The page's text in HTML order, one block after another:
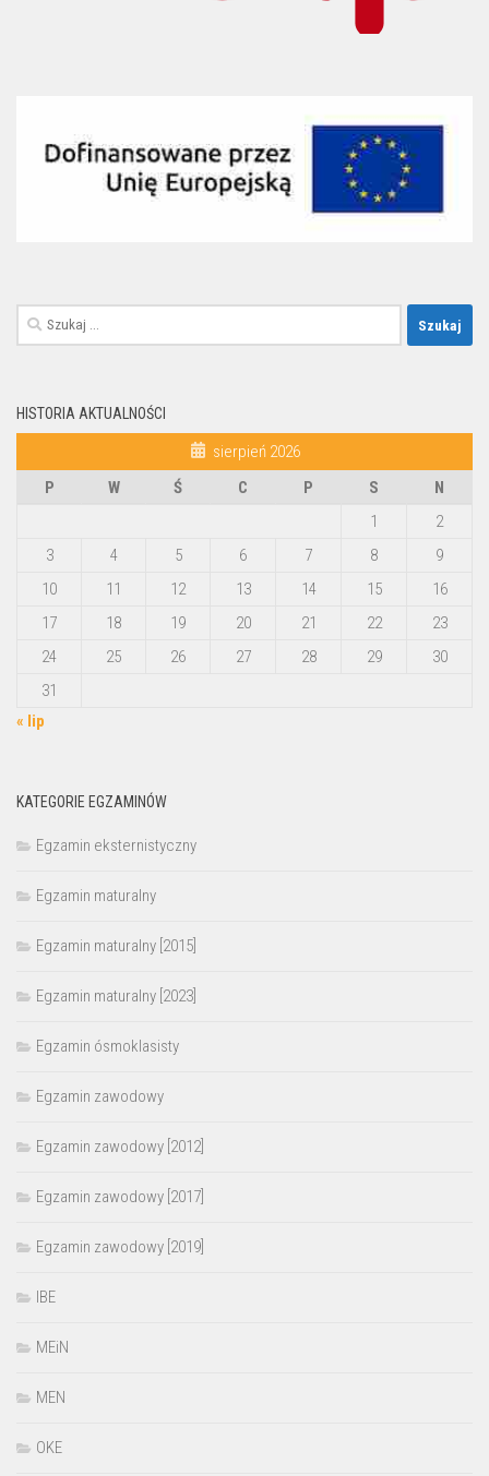
Szukaj:
HISTORIA AKTUALNOŚCI
sierpień 2026
P
W Ś C P S
N
1
2
3
4 5 6 7 8
9
10
11 12 13 14 15
16
17
18 19 20 21 22
23
24
25 26 27 28 29
30
31
« lip
KATEGORIE EGZAMINÓW
Egzamin eksternistyczny
Egzamin maturalny
Egzamin maturalny [2015]
Egzamin maturalny [2023]
Egzamin ósmoklasisty
Egzamin zawodowy
Egzamin zawodowy [2012]
Egzamin zawodowy [2017]
Egzamin zawodowy [2019]
IBE
MEiN
MEN
OKE